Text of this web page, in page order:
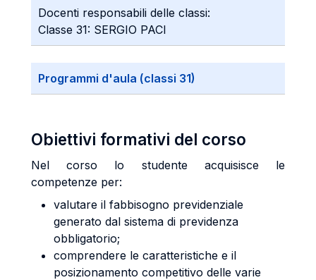
Docenti responsabili delle classi:
Classe 31: SERGIO PACI
Programmi d'aula (classi 31)
Obiettivi formativi del corso
Nel corso lo studente acquisisce le
competenze per:
valutare il fabbisogno previdenziale
generato dal sistema di previdenza
obbligatorio;
comprendere le caratteristiche e il
posizionamento competitivo delle varie